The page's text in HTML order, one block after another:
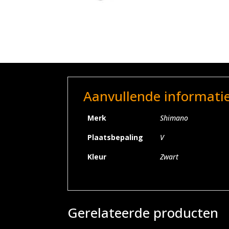
Aanvullende
Merk
Shimano
Plaatsbepaling
V
Kleur
Zwart
Gerelateerde producten